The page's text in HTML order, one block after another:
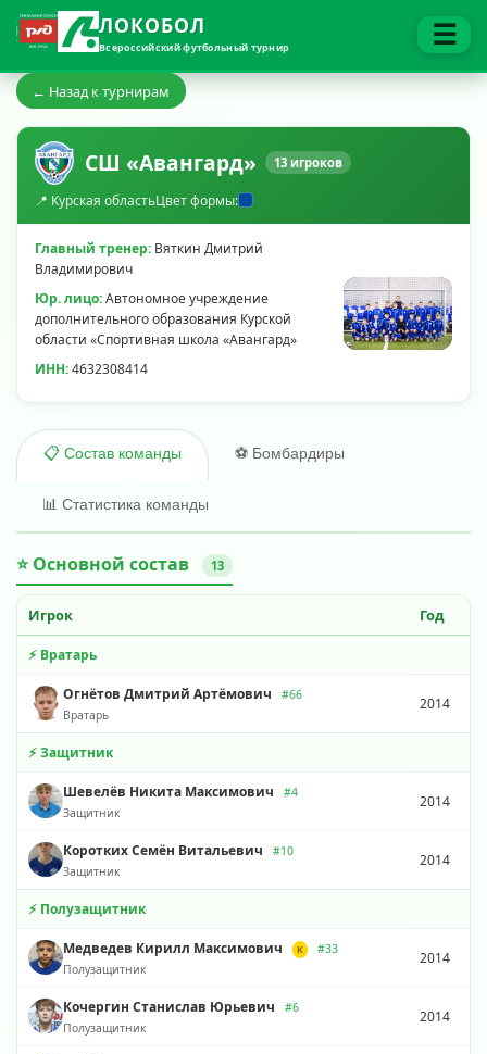
ЛОКОБОЛ
Всероссийский футбольный турнир ☰
← Назад к турнирам
СШ «Авангард» 13 игроков
📍 Курская областьЦвет формы:
Главный тренер: Вяткин Дмитрий
Владимирович
Юр. лицо:Автономное учреждение
дополнительного образования Курской
области «Спортивная школа «Авангард»
ИНН:4632308414
📋 Состав команды ⚽ Бомбардиры
📊 Статистика команды
⭐ Основной состав 13
Игрок Год
⚡ Вратарь
Огнётов Дмитрий Артёмович
#66
Вратарь
2014
⚡ Защитник
Шевелёв Никита Максимович
#4
Защитник
2014
Коротких Семён Витальевич
#10
Защитник
2014
⚡ Полузащитник
Медведев Кирилл Максимович К
#33
Полузащитник
2014
Кочергин Станислав Юрьевич
#6
Полузащитник
2014